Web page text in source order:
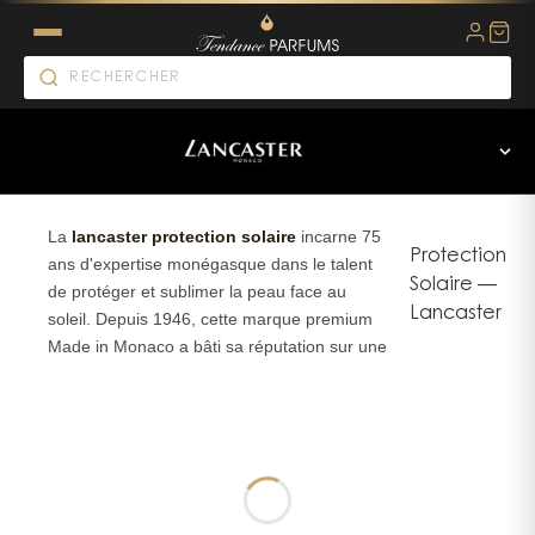
La lancaster protection solaire incarne 75
ans d'expertise monégasque dans le talent
de protéger et sublimer la peau face au
soleil. Depuis 1946, cette marque premium
Made in Monaco a bâti sa réputation sur une
Chez Lancaster, chaque formule naît d'une
laboratoires monégasques. On ne parle pas
Protection
Solaire —
Lancaster